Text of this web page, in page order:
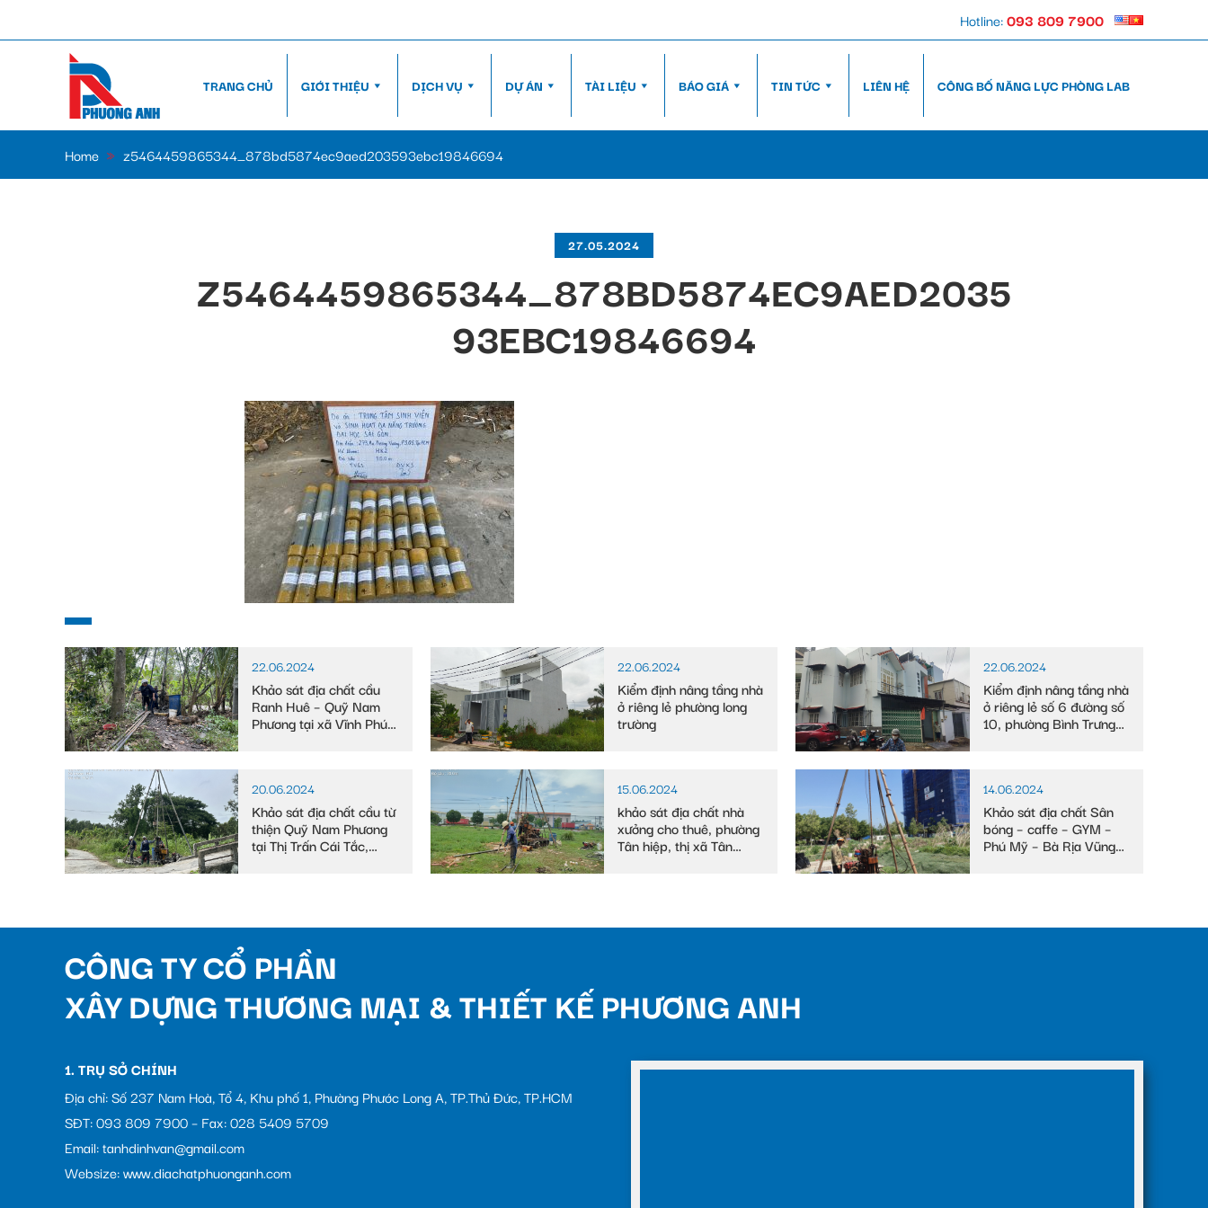
Hotline:093 809 7900
TRANG CHỦ GIỚI THIỆU DỊCH VỤ DỰ ÁN TÀI LIỆU BÁO GIÁ TIN TỨC LIÊN HỆ CÔNG BỐ NĂNG LỰC PHÒNG LAB
Home » z5464459865344_878bd5874ec9aed203593ebc19846694
27.05.2024
Z5464459865344_878BD5874EC9AED2035
93EBC19846694
22.06.2024
Khảo sát địa chất cầu
Ranh Huê – Quỹ Nam
Phương tại xã Vĩnh Phú
22.06.2024
Kiểm định nâng tầng nhà
ở riêng lẻ phường long
trường
22.06.2024
Kiểm định nâng tầng nhà
ở riêng lẻ số 6 đường số
10, phường Bình Trưng
20.06.2024
Khảo sát địa chất cầu từ
thiện Quỹ Nam Phương
tại Thị Trấn Cái Tắc,
15.06.2024
khảo sát địa chất nhà
xưởng cho thuê, phường
Tân hiệp, thị xã Tân
14.06.2024
Khảo sát địa chất Sân
bóng – caffe – GYM –
Phú Mỹ – Bà Rịa Vũng
CÔNG TY CỔ PHẦN
XÂY DỰNG THƯƠNG MẠI & THIẾT KẾ PHƯƠNG ANH
1. TRỤ SỞ CHÍNH
Địa chỉ: Số 237 Nam Hoà, Tổ 4, Khu phố 1, Phường Phước Long A, TP.Thủ Đức, TP.HCM
SĐT: 093 809 7900 – Fax: 028 5409 5709
Email: tanhdinhvan@gmail.com
Websize: www.diachatphuonganh.com